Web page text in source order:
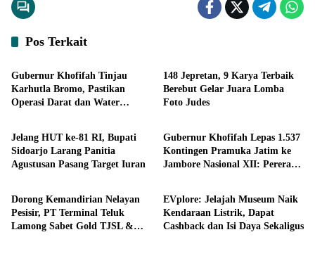
Pos Terkait
Headline
Gubernur Khofifah Tinjau
Karhutla Bromo, Pastikan
Operasi Darat dan Water
148 Jepretan, 9 Karya Terbaik
Berebut Gelar Juara Lomba
Foto Judes
Headline
Jelang HUT ke-81 RI, Bupati
Sidoarjo Larang Panitia
Agustusan Pasang Target Iuran
Headline
Gubernur Khofifah Lepas 1.537
Kontingen Pramuka Jatim ke
Jambore Nasional XII: Pererat
Semangat Nasionalisme
Ekonomi
Dorong Kemandirian Nelayan
Pesisir, PT Terminal Teluk
Lamong Sabet Gold TJSL &
Ekonomi
EVplore: Jelajah Museum Naik
Kendaraan Listrik, Dapat
Cashback dan Isi Daya Sekaligus